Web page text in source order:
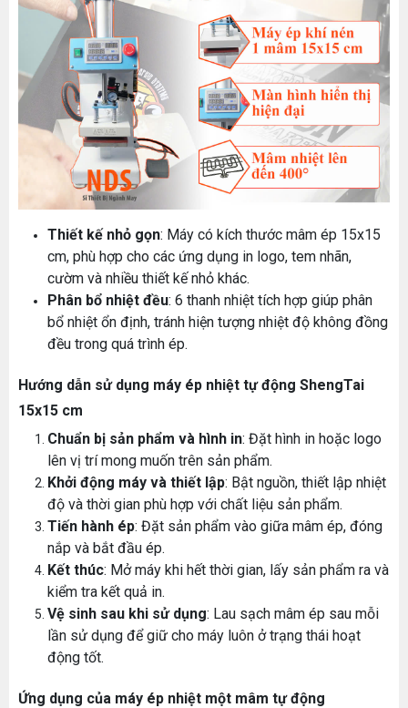
Thiết kế nhỏ gọn: Máy có kích thước mâm ép 15x15
cm, phù hợp cho các ứng dụng in logo, tem nhãn,
cườm và nhiều thiết kế nhỏ khác.
Phân bổ nhiệt đều: 6 thanh nhiệt tích hợp giúp phân
bổ nhiệt ổn định, tránh hiện tượng nhiệt độ không đồng
đều trong quá trình ép.
Hướng dẫn sử dụng máy ép nhiệt tự động ShengTai
15x15 cm
Chuẩn bị sản phẩm và hình in: Đặt hình in hoặc logo
lên vị trí mong muốn trên sản phẩm.
Khởi động máy và thiết lập: Bật nguồn, thiết lập nhiệt
độ và thời gian phù hợp với chất liệu sản phẩm.
Tiến hành ép: Đặt sản phẩm vào giữa mâm ép, đóng
nắp và bắt đầu ép.
Kết thúc: Mở máy khi hết thời gian, lấy sản phẩm ra và
kiểm tra kết quả in.
Vệ sinh sau khi sử dụng: Lau sạch mâm ép sau mỗi
lần sử dụng để giữ cho máy luôn ở trạng thái hoạt
động tốt.
Ứng dụng của máy ép nhiệt một mâm tự động